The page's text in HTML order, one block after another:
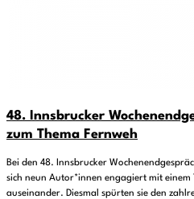
48. Innsbrucker
zum Thema Fernweh
Bei den 48. Innsbrucker
sich neun Autor*innen engagiert mit einem
auseinander. Diesmal spürten sie den